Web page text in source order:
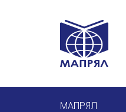
МАПРЯЛ